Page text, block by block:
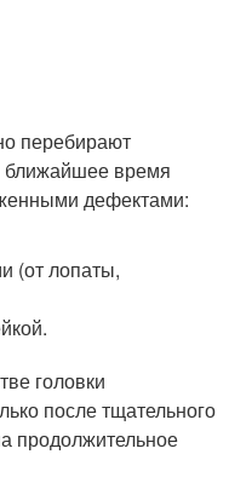
перебирают
ближайшее время
дефектами:
(от лопаты,
головки
после тщательного
продолжительное